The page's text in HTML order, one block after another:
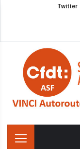
Twitter